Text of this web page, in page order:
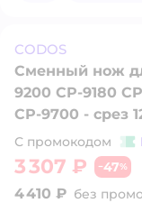
CODOS
Сменный нож
9200 CP-9180
CP-9700 - срез
С промокодом
3 307 ₽ −47%
4 410 ₽ без